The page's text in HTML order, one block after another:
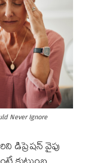
Never Ignore
డిప్రెషన్ వైపు